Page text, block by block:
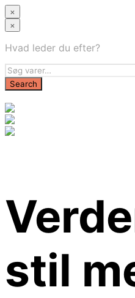
×
×
Hvad leder du efter?
stil